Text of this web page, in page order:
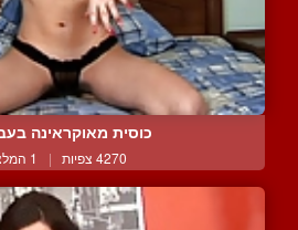
כוסית מאוקראינה
4270 צפיות | 1 המלצות